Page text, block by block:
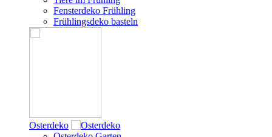
Fensterdeko Frühling
Frühlingsdeko basteln
Osterdeko